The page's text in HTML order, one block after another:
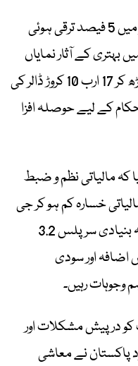
وزیر خزانہ کے مطابق پیٹرولیم سیکٹر میں 5 فیصد ترقی ہوئی
بہتری کے آثار نمایاں
رہے۔ ملک کے زرمبادلہ کے ذخائر بڑھ کر 17 ارب 10 کروڑ ڈالر کی
کے لیے حوصلہ افزا
کہ مالیاتی نظم و ضبط
خسارہ کم ہو کر جی
ڈی پی کے 0.7 فیصد تک آگیا جبکہ بنیادی سرپلس 3.2
اضافہ اور سودی
وجوہات رہیں۔
کو درپیش مشکلات اور
نے معاشی